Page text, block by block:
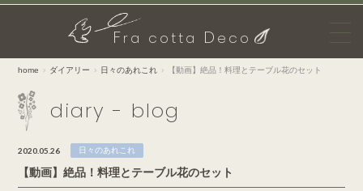
Fra cotta D eco
home ダイアリー 日々のあれこれ 【動画】絶品！料理とテーブル花のセット
diary - blog
2020.05.26 日々のあれこれ
【動画】絶品！料理とテーブル花のセット